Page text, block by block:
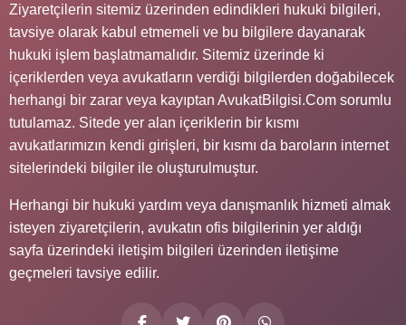
Ziyaretçilerin sitemiz üzerinden edindikleri hukuki bilgileri,
tavsiye olarak kabul etmemeli ve bu bilgilere dayanarak
hukuki işlem başlatmamalıdır. Sitemiz üzerinde ki
içeriklerden veya avukatların verdiği bilgilerden doğabilecek
herhangi bir zarar veya kayıptan AvukatBilgisi.Com sorumlu
tutulamaz. Sitede yer alan içeriklerin bir kısmı
avukatlarımızın kendi girişleri, bir kısmı da baroların internet
sitelerindeki bilgiler ile oluşturulmuştur.
Herhangi bir hukuki yardım veya danışmanlık hizmeti almak
isteyen ziyaretçilerin, avukatın ofis bilgilerinin yer aldığı
sayfa üzerindeki iletişim bilgileri üzerinden iletişime
geçmeleri tavsiye edilir.